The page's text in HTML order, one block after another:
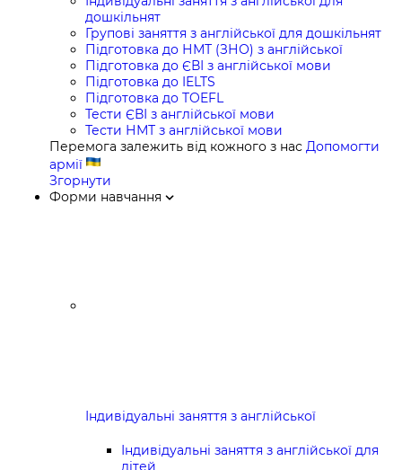
дошкільнят
Групові заняття з англійської для дошкільнят
Підготовка до НМТ (ЗНО) з англійської
Підготовка до ЄВІ з англійської мови
Підготовка до IELTS
Підготовка до TOEFL
Тести ЄВІ з англійської мови
Тести НМТ з англійської мови
Перемога залежить від кожного з нас Допомогти
армії
Згорнути
Форми навчання
Індивідуальні заняття з англійської
Індивідуальні заняття з англійської для
дітей